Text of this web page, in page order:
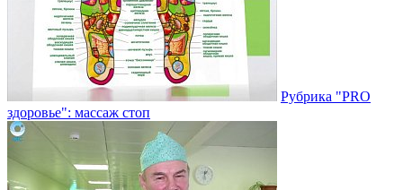
Рубрика "PRO
здоровье": массаж стоп